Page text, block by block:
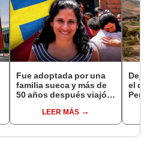
Fue adoptada por una
familia sueca y más de
50 años después viajó a
sus raíces: "Encontré
esa parte faltante"
LEER MÁS
Dejó
el